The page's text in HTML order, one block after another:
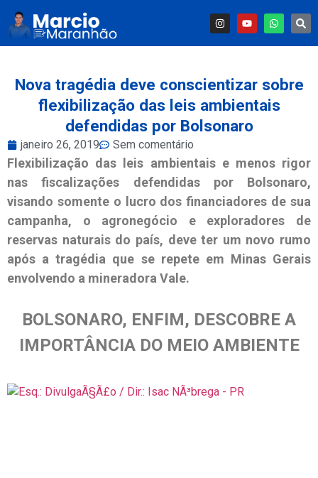
Nova tragédia deve conscientizar sobre
flexibilização das leis ambientais
defendidas por Bolsonaro
janeiro 26, 2019 Sem comentário
Flexibilização das leis ambientais e menos rigor
nas fiscalizações defendidas por Bolsonaro,
visando somente o lucro dos financiadores de sua
campanha, o agronegócio e exploradores de
reservas naturais do país, deve ter um novo rumo
após a tragédia que se repete em Minas Gerais
envolvendo a mineradora Vale.
BOLSONARO, ENFIM, DESCOBRE A
IMPORTÂNCIA DO MEIO AMBIENTE